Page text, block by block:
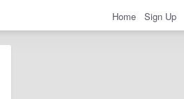
Home Sign Up